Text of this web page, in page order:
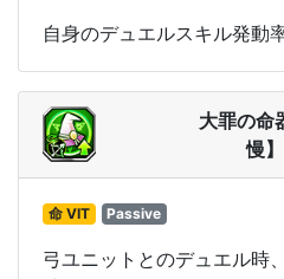
自身のデュエルスキル発動
大罪の命
慢】
命 VIT Passive
弓ユニットとのデュエル時